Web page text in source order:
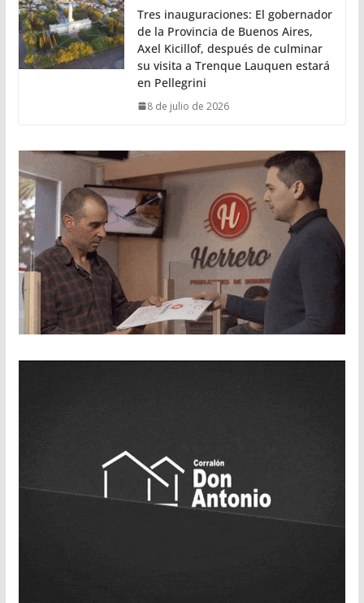
Tres inauguraciones: El gobernador
de la Provincia de Buenos Aires,
Axel Kicillof, después de culminar
su visita a Trenque Lauquen estará
en Pellegrini
8 de julio de 2026